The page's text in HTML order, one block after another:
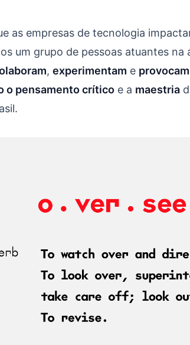
as empresas de tecnologia
um grupo de pessoas atuantes
, experimentam e provocam
o pensamento crítico e a maestria